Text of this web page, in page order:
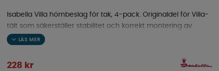
Isabella Villa hörnbeslag för tak, 4-pack. Originaldel för Villa-
tält som säkerställer stabilitet och korrekt montering av
tältets tak.
228 kr